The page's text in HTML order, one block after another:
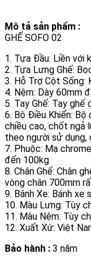
Mô tả sản phẩm :
GHẾ SOFO 02
1. Tựa Đầu: Liền với
2. Tựa Lưng Ghế:
3. Hỗ Trợ Cột Sống:
4. Nệm: Dày 60mm
5. Tay Ghế: Tay
6. Bộ Điều Khiển: Bộ
chiều cao, chốt ngả
theo người sử dụng,
7. Phuộc: Mạ
đến 100kg
8. Chân Ghế: Chân
vòng chân 700mm
9. Bánh Xe: Bánh
10. Màu Lưng: Tùy
11. Màu Nệm: Tùy
12. Xuất Xứ: Việt
Bảo hành : 3 năm